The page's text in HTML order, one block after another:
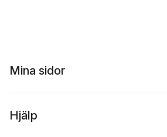
Mina sidor
Hjälp